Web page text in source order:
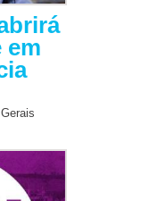
em